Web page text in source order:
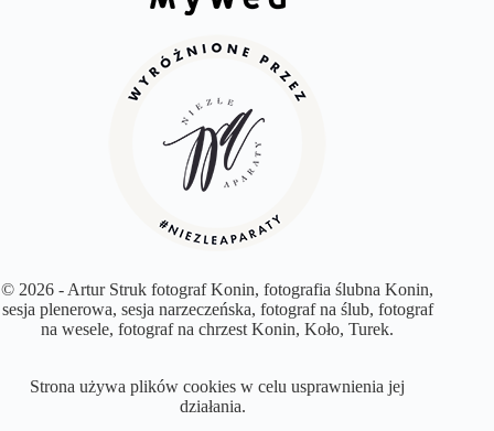
© 2026 - Artur Struk fotograf Konin, fotografia ślubna Konin,
sesja plenerowa, sesja narzeczeńska, fotograf na ślub, fotograf
na wesele, fotograf na chrzest Konin, Koło, Turek.
Strona używa plików cookies w celu usprawnienia jej
działania.